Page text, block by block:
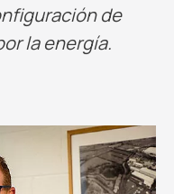
de
la energía.